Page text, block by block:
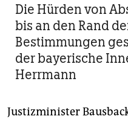
Die Hürden von
bis an den Rand
Bestimmungen
der bayerische
Herrmann
Justizminister